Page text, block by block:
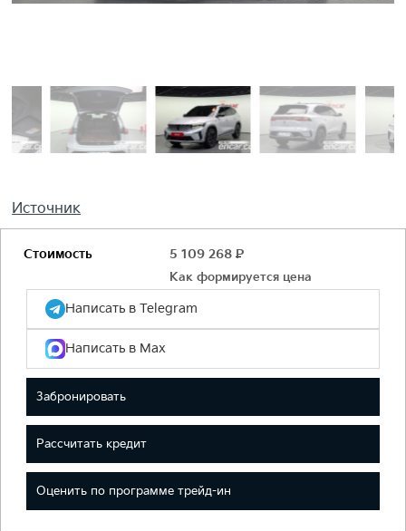
Источник
Стоимость 5 109 268 Р
Как формируется цена
Написать в Telegram
Написать в Max
Забронировать
Рассчитать кредит
Оценить по программе трейд-ин